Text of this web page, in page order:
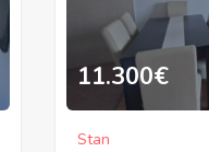
11.300€
Stan